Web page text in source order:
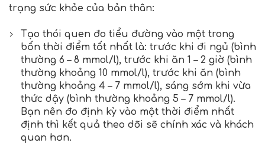
trạng sức khỏe của bản thân:
Tạo thói quen đo tiểu đường vào một trong
bốn thời điểm tốt nhất là: trước khi đi ngủ (bình
thường 6 – 8 mmol/l), trước khi ăn 1 – 2 giờ (bình
thường khoảng 10 mmol/l), trước khi ăn (bình
thường khoảng 4 – 7 mmol/l), sáng sớm khi vừa
thức dậy (bình thường khoảng 5 – 7 mmol/l).
Bạn nên đo định kỳ vào một thời điểm nhất
định thì kết quả theo dõi sẽ chính xác và khách
quan hơn.